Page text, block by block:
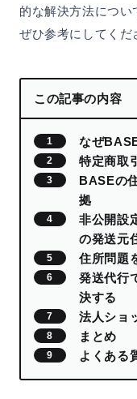
的な解決方法につい
ぜひ参考にしてくだ
この記事の内容
なぜ
特定商取
BASEの
拠
非公開設
の発送元
住所問題
発送代行
決する
法人ショ
まとめ
よくある